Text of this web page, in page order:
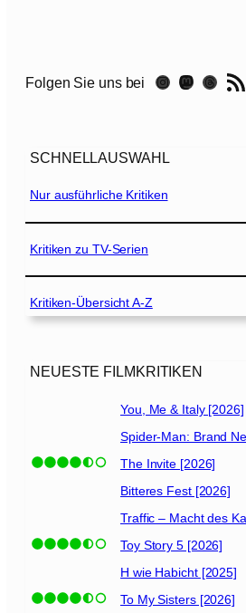
r
–
ö
d
l
h
e
e
g
0
]
Folgen Sie uns bei Instagram Mastodon Threads RSS-Feed
SCHNELLAUSWAHL
Nur ausführliche Kritiken
Kritiken zu TV-Serien
Kritiken-Übersicht A-Z
NEUESTE FILMKRITIKEN
You, Me & Italy [2026]
Spider-Man: Brand
The Invite [2026]
Bitteres Fest [2026]
Traffic – Macht des
Toy Story 5 [2026]
H wie Habicht [2025]
To My Sisters [2026]